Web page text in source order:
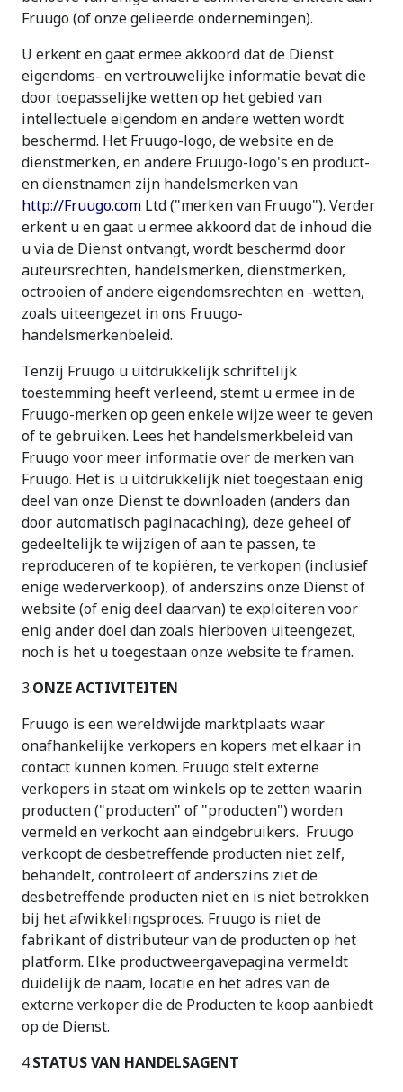
Fruugo (of onze gelieerde ondernemingen).
U erkent en gaat ermee akkoord dat de Dienst
eigendoms- en vertrouwelijke informatie bevat die
door toepasselijke wetten op het gebied van
intellectuele eigendom en andere wetten wordt
beschermd. Het Fruugo-logo, de website en de
dienstmerken, en andere Fruugo-logo's en product-
en dienstnamen zijn handelsmerken van
http://Fruugo.com Ltd ("merken van Fruugo"). Verder
erkent u en gaat u ermee akkoord dat de inhoud die
u via de Dienst ontvangt, wordt beschermd door
auteursrechten, handelsmerken, dienstmerken,
octrooien of andere eigendomsrechten en -wetten,
zoals uiteengezet in ons Fruugo-
handelsmerkenbeleid.
Tenzij Fruugo u uitdrukkelijk schriftelijk
toestemming heeft verleend, stemt u ermee in de
Fruugo-merken op geen enkele wijze weer te geven
of te gebruiken. Lees het handelsmerkbeleid van
Fruugo voor meer informatie over de merken van
Fruugo. Het is u uitdrukkelijk niet toegestaan enig
deel van onze Dienst te downloaden (anders dan
door automatisch paginacaching), deze geheel of
gedeeltelijk te wijzigen of aan te passen, te
reproduceren of te kopiëren, te verkopen (inclusief
enige wederverkoop), of anderszins onze Dienst of
website (of enig deel daarvan) te exploiteren voor
enig ander doel dan zoals hierboven uiteengezet,
noch is het u toegestaan onze website te framen.
3.ONZE ACTIVITEITEN
Fruugo is een wereldwijde marktplaats waar
onafhankelijke verkopers en kopers met elkaar in
contact kunnen komen. Fruugo stelt externe
verkopers in staat om winkels op te zetten waarin
producten ("producten" of "producten") worden
vermeld en verkocht aan eindgebruikers. Fruugo
verkoopt de desbetreffende producten niet zelf,
behandelt, controleert of anderszins ziet de
desbetreffende producten niet en is niet betrokken
bij het afwikkelingsproces. Fruugo is niet de
fabrikant of distributeur van de producten op het
platform. Elke productweergavepagina vermeldt
duidelijk de naam, locatie en het adres van de
externe verkoper die de Producten te koop aanbiedt
op de Dienst.
4.STATUS VAN HANDELSAGENT